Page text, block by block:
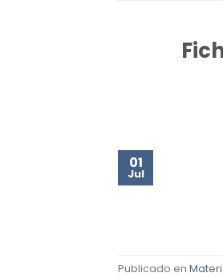
01
Jul
Publicado en